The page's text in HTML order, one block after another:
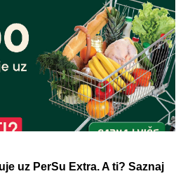
uz PerSu Extra. A ti? Saznaj